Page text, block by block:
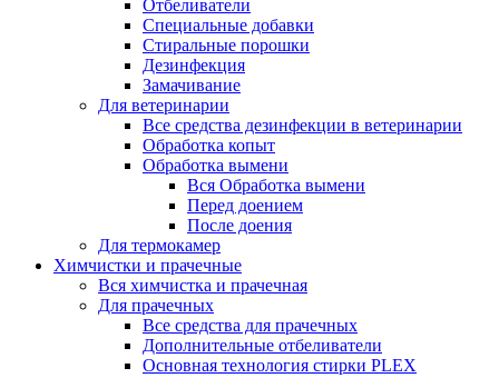
Отбеливатели
Специальные добавки
Стиральные порошки
Дезинфекция
Замачивание
Для ветеринарии
Все средства дезинфекции в ветеринарии
Обработка копыт
Обработка вымени
Вся Обработка вымени
Перед доением
После доения
Для термокамер
Химчистки и прачечные
Вся химчистка и прачечная
Для прачечных
Все средства для прачечных
Дополнительные отбеливатели
Основная технология стирки PLEX